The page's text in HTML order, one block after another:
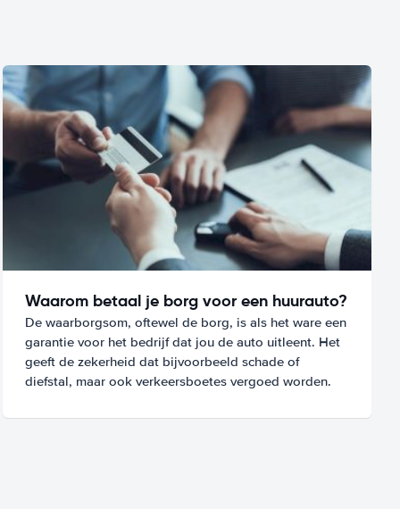
Waarom betaal je borg voor een huurauto?
De waarborgsom, oftewel de borg, is als het ware een
garantie voor het bedrijf dat jou de auto uitleent. Het
geeft de zekerheid dat bijvoorbeeld schade of
diefstal, maar ook verkeersboetes vergoed worden.